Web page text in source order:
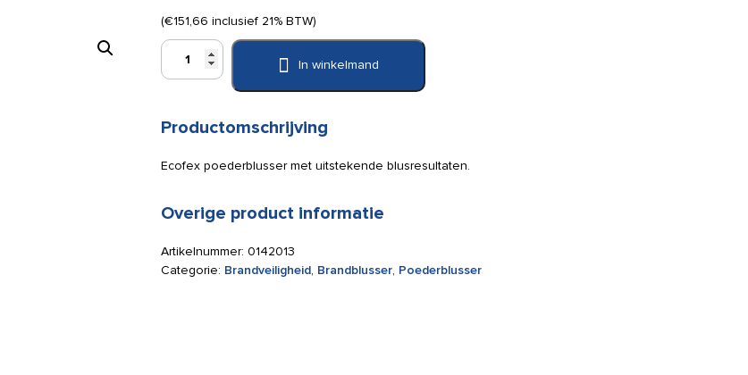
(€151,66 inclusief 21% BTW)
Poederblusser
Ecofex
aantal
In winkelmand
Productomschrijving
Ecofex poederblusser met uitstekende blusresultaten.
Overige product informatie
Artikelnummer: 0142013
Categorie: Brandveiligheid, Brandblusser, Poederblusser